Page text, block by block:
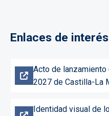
Enlaces de interés
Acto de lanzamiento
2027 de Castilla-La
Identidad visual de